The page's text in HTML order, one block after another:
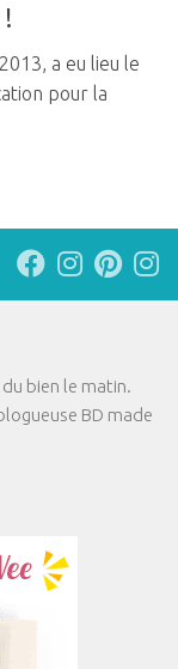
a eu lieu le
pour la
bien le matin.
BD made